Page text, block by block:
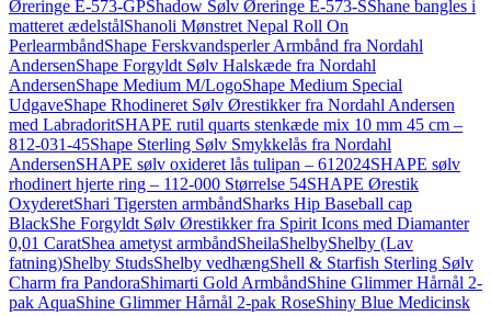
Øreringe E-573-GPShadow Sølv Øreringe E-573-SShane bangles i
matteret ædelstålShanoli Mønstret Nepal Roll On
PerlearmbåndShape Ferskvandsperler Armbånd fra Nordahl
AndersenShape Forgyldt Sølv Halskæde fra Nordahl
AndersenShape Medium M/LogoShape Medium Special
UdgaveShape Rhodineret Sølv Ørestikker fra Nordahl Andersen
med LabradoritSHAPE rutil quarts stenkæde mix 10 mm 45 cm –
812-031-45Shape Sterling Sølv Smykkelås fra Nordahl
AndersenSHAPE sølv oxideret lås tulipan – 612024SHAPE sølv
rhodinert hjerte ring – 112-000 Størrelse 54SHAPE Ørestik
OxyderetShari Tigersten armbåndSharks Hip Baseball cap
BlackShe Forgyldt Sølv Ørestikker fra Spirit Icons med Diamanter
0,01 CaratShea ametyst armbåndSheilaShelbyShelby (Lav
fatning)Shelby StudsShelby vedhængShell & Starfish Sterling Sølv
Charm fra PandoraShimarti Gold ArmbåndShine Glimmer Hårnål 2-
pak AquaShine Glimmer Hårnål 2-pak RoseShiny Blue Medicinsk